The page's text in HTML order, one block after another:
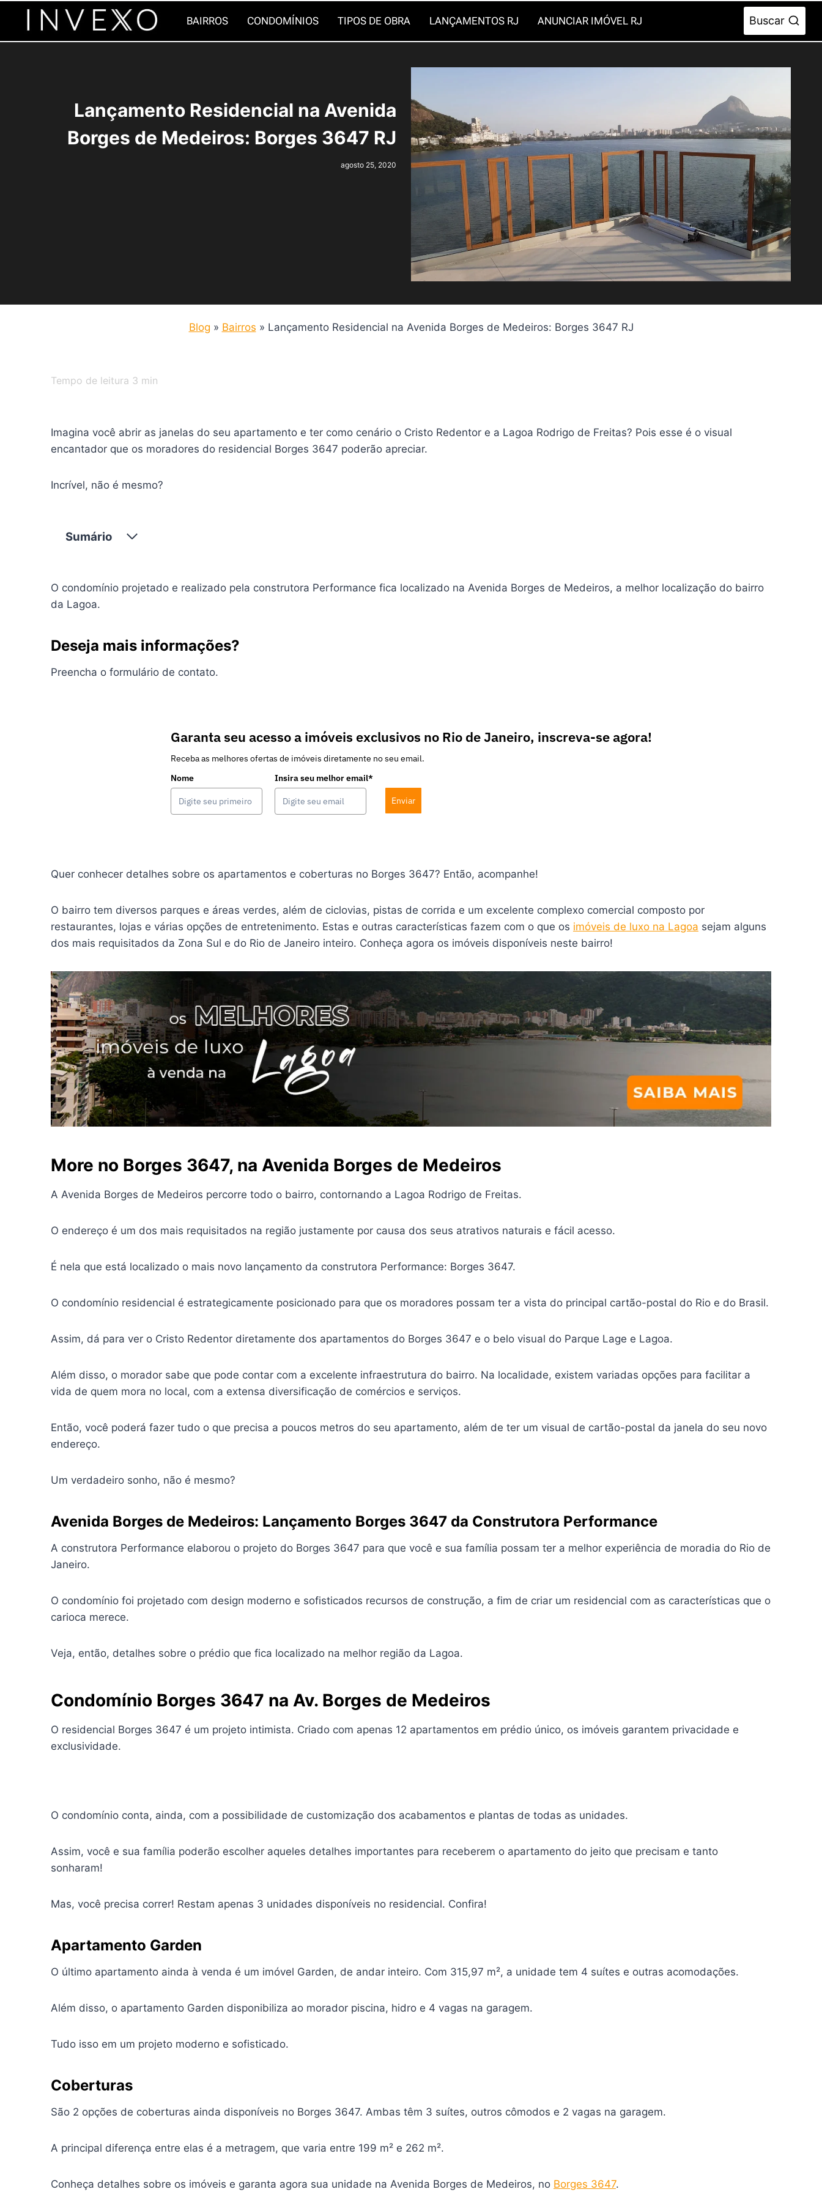
o
BAIRROS CONDOMÍNIOS TIPOS DE OBRA LANÇAMENTOS RJ ANUNCIAR IMÓVEL RJ Buscar
Lançamento Residencial na Avenida
Borges de Medeiros: Borges 3647 RJ
agosto 25, 2020
Blog » Bairros » Lançamento Residencial na Avenida Borges de Medeiros: Borges 3647 RJ
Tempo de leitura 3 min
Imagina você abrir as janelas do seu apartamento e ter como cenário o Cristo Redentor e a Lagoa Rodrigo de Freitas? Pois esse é o visual
encantador que os moradores do residencial Borges 3647 poderão apreciar.
Incrível, não é mesmo?
Sumário
O condomínio projetado e realizado pela construtora Performance fica localizado na Avenida Borges de Medeiros, a melhor localização do bairro
da Lagoa.
Deseja mais informações?
Preencha o formulário de contato.
Garanta seu acesso a imóveis exclusivos no Rio de Janeiro, inscreva-se agora!
Receba as melhores ofertas de imóveis diretamente no seu email.
Nome
Insira seu melhor email*
Enviar
Quer conhecer detalhes sobre os apartamentos e coberturas no Borges 3647? Então, acompanhe!
O bairro tem diversos parques e áreas verdes, além de ciclovias, pistas de corrida e um excelente complexo comercial composto por
restaurantes, lojas e várias opções de entretenimento. Estas e outras características fazem com o que os imóveis de luxo na Lagoa sejam alguns
dos mais requisitados da Zona Sul e do Rio de Janeiro inteiro. Conheça agora os imóveis disponíveis neste bairro!
More no Borges 3647, na Avenida Borges de Medeiros
A Avenida Borges de Medeiros percorre todo o bairro, contornando a Lagoa Rodrigo de Freitas.
O endereço é um dos mais requisitados na região justamente por causa dos seus atrativos naturais e fácil acesso.
É nela que está localizado o mais novo lançamento da construtora Performance: Borges 3647.
O condomínio residencial é estrategicamente posicionado para que os moradores possam ter a vista do principal cartão-postal do Rio e do Brasil.
Assim, dá para ver o Cristo Redentor diretamente dos apartamentos do Borges 3647 e o belo visual do Parque Lage e Lagoa.
Além disso, o morador sabe que pode contar com a excelente infraestrutura do bairro. Na localidade, existem variadas opções para facilitar a
vida de quem mora no local, com a extensa diversificação de comércios e serviços.
Então, você poderá fazer tudo o que precisa a poucos metros do seu apartamento, além de ter um visual de cartão-postal da janela do seu novo
endereço.
Um verdadeiro sonho, não é mesmo?
Avenida Borges de Medeiros: Lançamento Borges 3647 da Construtora Performance
A construtora Performance elaborou o projeto do Borges 3647 para que você e sua família possam ter a melhor experiência de moradia do Rio de
Janeiro.
O condomínio foi projetado com design moderno e sofisticados recursos de construção, a fim de criar um residencial com as características que o
carioca merece.
Veja, então, detalhes sobre o prédio que fica localizado na melhor região da Lagoa.
Condomínio Borges 3647 na Av. Borges de Medeiros
O residencial Borges 3647 é um projeto intimista. Criado com apenas 12 apartamentos em prédio único, os imóveis garantem privacidade e
exclusividade.
O condomínio conta, ainda, com a possibilidade de customização dos acabamentos e plantas de todas as unidades.
Assim, você e sua família poderão escolher aqueles detalhes importantes para receberem o apartamento do jeito que precisam e tanto
sonharam!
Mas, você precisa correr! Restam apenas 3 unidades disponíveis no residencial. Confira!
Apartamento Garden
O último apartamento ainda à venda é um imóvel Garden, de andar inteiro. Com 315,97 m², a unidade tem 4 suítes e outras acomodações.
Além disso, o apartamento Garden disponibiliza ao morador piscina, hidro e 4 vagas na garagem.
Tudo isso em um projeto moderno e sofisticado.
Coberturas
São 2 opções de coberturas ainda disponíveis no Borges 3647. Ambas têm 3 suítes, outros cômodos e 2 vagas na garagem.
A principal diferença entre elas é a metragem, que varia entre 199 m² e 262 m².
Conheça detalhes sobre os imóveis e garanta agora sua unidade na Avenida Borges de Medeiros, no Borges 3647.